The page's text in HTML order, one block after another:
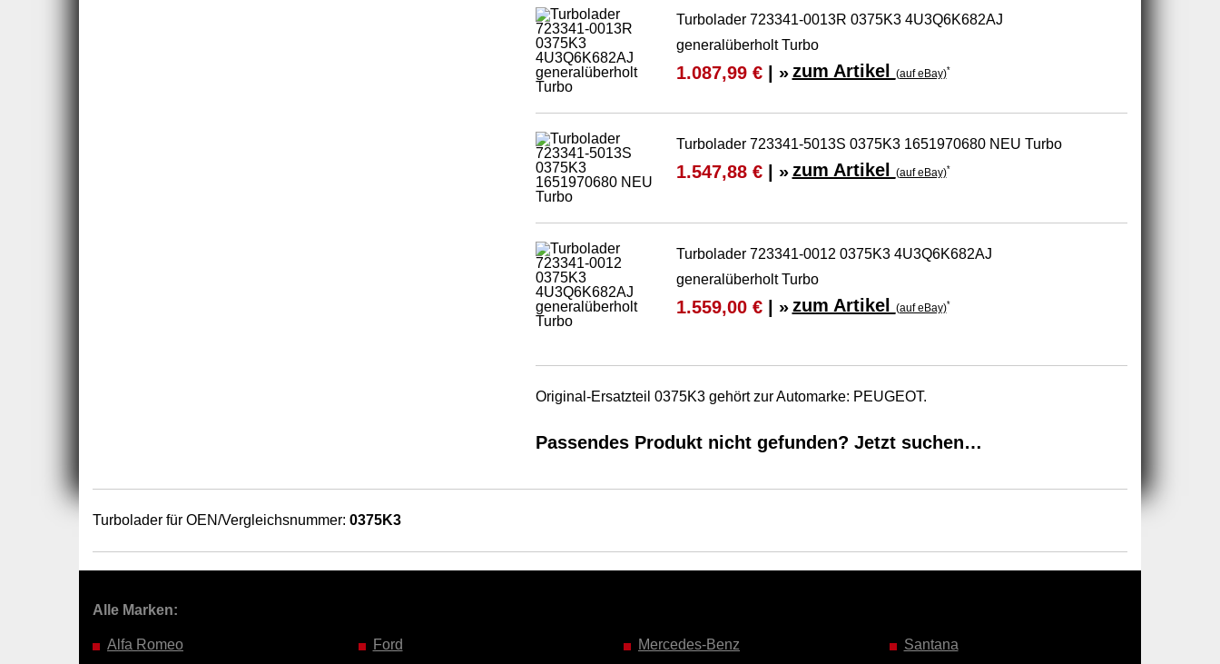
Turbolader 723341-0013R 0375K3 4U3Q6K682AJ
generalüberholt Turbo
1.087,99 €| » zum Artikel (auf eBay)*
Turbolader 723341-5013S 0375K3 1651970680 NEU Turbo
1.547,88 €| » zum Artikel (auf eBay)*
Turbolader 723341-0012 0375K3 4U3Q6K682AJ
generalüberholt Turbo
1.559,00 €| » zum Artikel (auf eBay)*
Original-Ersatzteil 0375K3 gehört zur Automarke: PEUGEOT.
Passendes Produkt nicht gefunden? Jetzt suchen…
Turbolader für OEN/Vergleichsnummer: 0375K3
Alle Marken:
Alfa Romeo Ford Mercedes-Benz Santana